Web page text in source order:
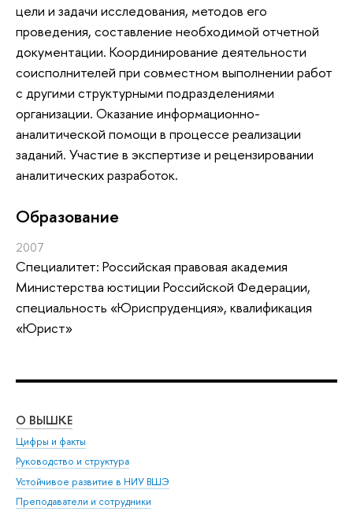
цели и задачи исследования, методов его
проведения, составление необходимой отчетной
документации. Координирование деятельности
соисполнителей при совместном выполнении работ
с другими структурными подразделениями
организации. Оказание информационно-
аналитической помощи в процессе реализации
заданий. Участие в экспертизе и рецензировании
аналитических разработок.
Oбразование
2007
Специалитет: Российская правовая академия
Министерства юстиции Российской Федерации,
специальность «Юриспруденция», квалификация
«Юрист»
О ВЫШКЕ
Цифры и факты
Руководство и структура
Устойчивое развитие в НИУ ВШЭ
Преподаватели и сотрудники